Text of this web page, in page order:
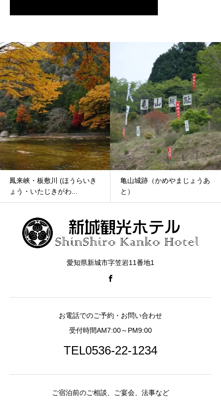
鳳来峡・板敷川 (ほうらいき
ょう・いたじきがわ...
亀山城跡（かめやまじょうあ
と）
愛知県新城市字笠岩11番地1
お電話でのご予約・お問い合わせ
受付時間AM7:00～PM9:00
TEL0536-22-1234
ご宿泊前のご相談、ご宴会、法事など